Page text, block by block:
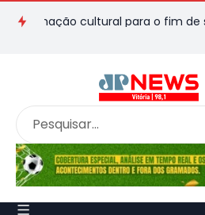
cultural para o fim de semana